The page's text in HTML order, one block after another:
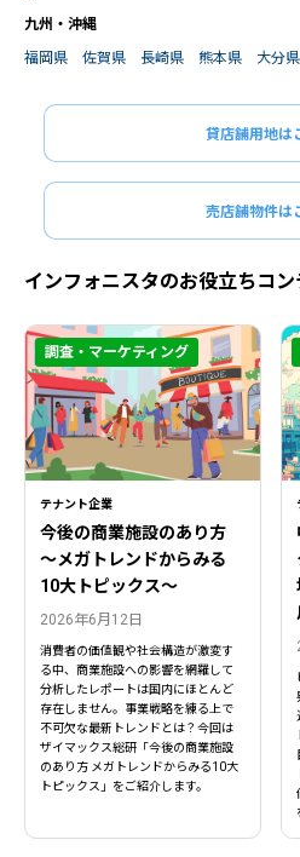
九州・沖縄
福岡県
佐賀県 長崎県 熊本県 大分県
貸店舗用地は
売店舗物件は
インフォニスタのお役立ちコン
テナント企業
今後の商業施設のあり方
〜メガトレンドからみる
10大トピックス〜
2026年6月12日
消費者の価値観や社会構造が激変す
る中、商業施設への影響を網羅して
分析したレポートは国内にほとんど
存在しません。事業戦略を練る上で
不可欠な最新トレンドとは？今回は
ザイマックス総研「今後の商業施設
のあり方 メガトレンドからみる10大
トピックス」をご紹介します。
調査・マーケティング